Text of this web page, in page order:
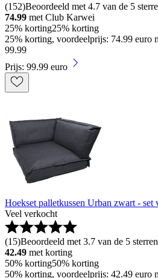
(152)Beoordeeld met 4.7 van de 5
74.99 met Club Karwei
25% korting25% korting
25% korting, voordeelprijs: 74.99 euro
99.99
Prijs: 99.99 euro
Hoekset palletkussen Urban zwart - set
Veel verkocht
(15)Beoordeeld met 3.7 van de 5
42.49 met korting
50% korting50% korting
50% korting, voordeelprijs: 42.49 euro